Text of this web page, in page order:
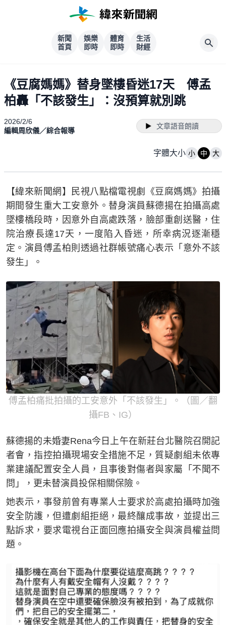
新聞
首頁
娛樂
即時
體育
即時
生活
財經
《豆腐媽媽》替身墜樓昏迷17天 傅孟
柏轟「不該發生」：沒預算就別跳
2026/2/6
編輯周欣儀／綜合報導
文章語音朗讀
字體大小 小 中 大
【緯來新聞網】民視八點檔電視劇《豆腐媽媽》拍攝
期間發生重大工安意外。替身演員蘇德揚在拍攝高處
墜樓橋段時，因意外自高處跌落，臉部重創送醫，住
院治療長達17天，一度陷入昏迷，所幸病況逐漸穩
定。演員傅孟柏則透過社群帳號痛心表示「意外不該
發生」。
傅孟柏痛批拍攝的工安意外「不該發生」。（圖／翻
攝FB、IG）
蘇德揚的未婚妻Rena今日上午在新莊台北醫院召開記
者會，指控拍攝現場安全措施不足，質疑劇組未依專
業建議配置安全人員，且事後對傷者與家屬「不聞不
問」，更未替演員投保相關保險。
她表示，事發前曾有專業人士要求於高處拍攝時加強
安全防護，但遭劇組拒絕，最終釀成事故，並提出三
點訴求，要求電視台正面回應拍攝安全與演員權益問
題。